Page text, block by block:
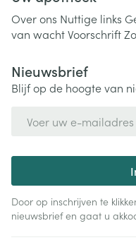
Over ons Nuttige links
van wachtVoorschrift
Nieuwsbrief
Blijf op de hoogte van
Door op inschrijven te
nieuwsbrief en gaat u